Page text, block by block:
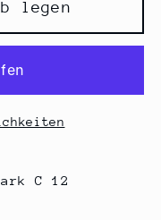
legen
C 12